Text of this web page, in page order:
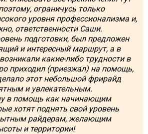
ограничусь только
уровня профессионализма и,
ответственности Саши.
подготовки, был предложен
и интересный маршрут, а в
какие-либо трудности в
приходил (приезжал) на помощь,
этот небольшой фрирайд
и увлекательным.
в помощь как начинающим
хотят поднять свой уровень
райдерам, желающим
и территории!